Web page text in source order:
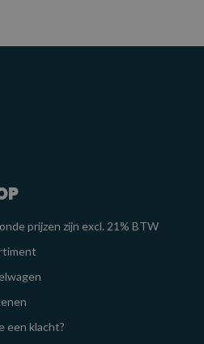
prijzen zijn excl. 21% BTW
een klacht?